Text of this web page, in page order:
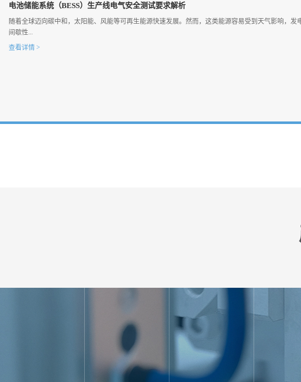
电池储能系统（BESS）生产线电气安全测试要求解析
随着全球迈向碳中和，太阳能、风能等可再生能源快速发展。然而，这类能源容易受到天气影响，发
间歇性...
查看详情 >